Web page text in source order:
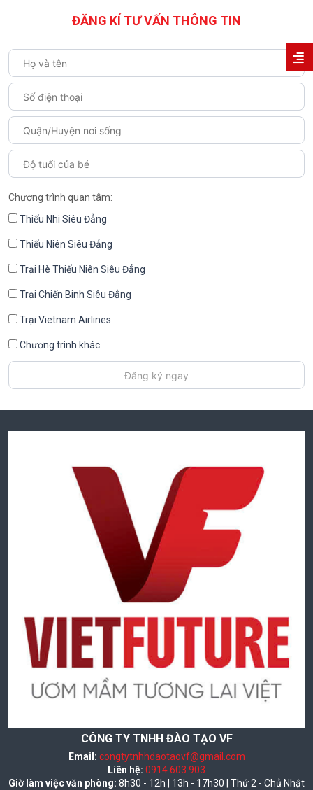
ĐĂNG KÍ TƯ VẤN THÔNG TIN
Chương trình quan tâm:
Thiếu Nhi Siêu Đẳng
Thiếu Niên Siêu Đẳng
Trại Hè Thiếu Niên Siêu Đẳng
Trại Chiến Binh Siêu Đẳng
Trại Vietnam Airlines
Chương trình khác
CÔNG TY TNHH ĐÀO TẠO VF
Email: congtytnhhdaotaovf@gmail.com
Liên hệ: 0914 603 903
Giờ làm việc văn phòng: 8h30 - 12h | 13h - 17h30 | Thứ 2 - Chủ Nhật